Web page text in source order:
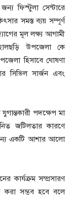
ফিস্টুলা সেন্টারে
সমস্ত ব্যয় সম্পূর্ণ
মূল লক্ষ্য আগামী
উপজেলা কে
হিসাবে ঘোষণা
সিভিল সার্জন এবং
পদক্ষেপ মা
জটিলতার কারণে
জন্য একটি আশার আলো
কার্যক্রম সম্প্রসারণ
করা সম্ভব হবে বলে